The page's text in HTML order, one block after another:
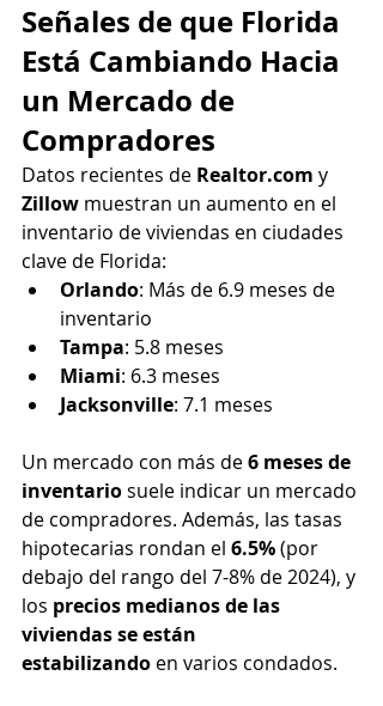
Señales de que Florida
Está Cambiando Hacia
un Mercado de
Compradores
Datos recientes de Realtor.com y
Zillow muestran un aumento en el
inventario de viviendas en ciudades
clave de Florida:
Orlando: Más de 6.9 meses de
inventario
Tampa: 5.8 meses
Miami: 6.3 meses
Jacksonville: 7.1 meses
Un mercado con más de 6 meses de
inventario suele indicar un mercado
de compradores. Además, las tasas
hipotecarias rondan el 6.5% (por
debajo del rango del 7-8% de 2024), y
los precios medianos de las
viviendas se están
estabilizando en varios condados.